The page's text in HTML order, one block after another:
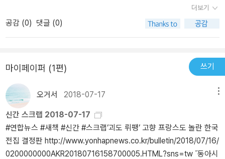
리에이터. 띠미: 리뷰, 먹방, 뷰티, ASMR까지… 샌드박스 네트워크
오디션으로 탄생한 만능 크리에이터. 빨간토마토: 무한한 상상력으로
뽑고 있고 지원해준다로 귀결되는 책.여러 크리에이터 말고 한명의
사례로 쭉 풀어 냈다면 좋았을 듯.
더보기
공감 (0) 댓글 (0)
마이페이퍼 (1편) 쓰기
오거서 2018-07-17
신간 스크랩 2018-07-17
#연합뉴스 #새책 #신간 #스크랩‪‘괴도 뤼팽‘ 고향 프랑스도 놀란 한국
전집 결정판 http://www.yonhapnews.co.kr/bulletin/2018/07/16/
0200000000AKR20180716158700005.HTML?sns=tw‬ ‪˝동아시